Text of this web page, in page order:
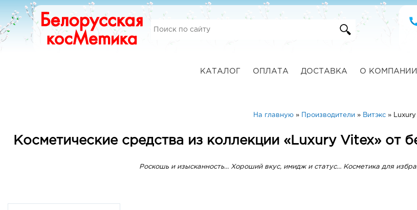
КАТАЛОГ ОПЛАТА ДОСТАВКА О КОМПАНИИ
На главную» Производители » Витэкс»
Косметические средства из коллекции «Luxury Vitex» от
Роскошь и изысканность… Хороший вкус, имидж и статус… Косметика для